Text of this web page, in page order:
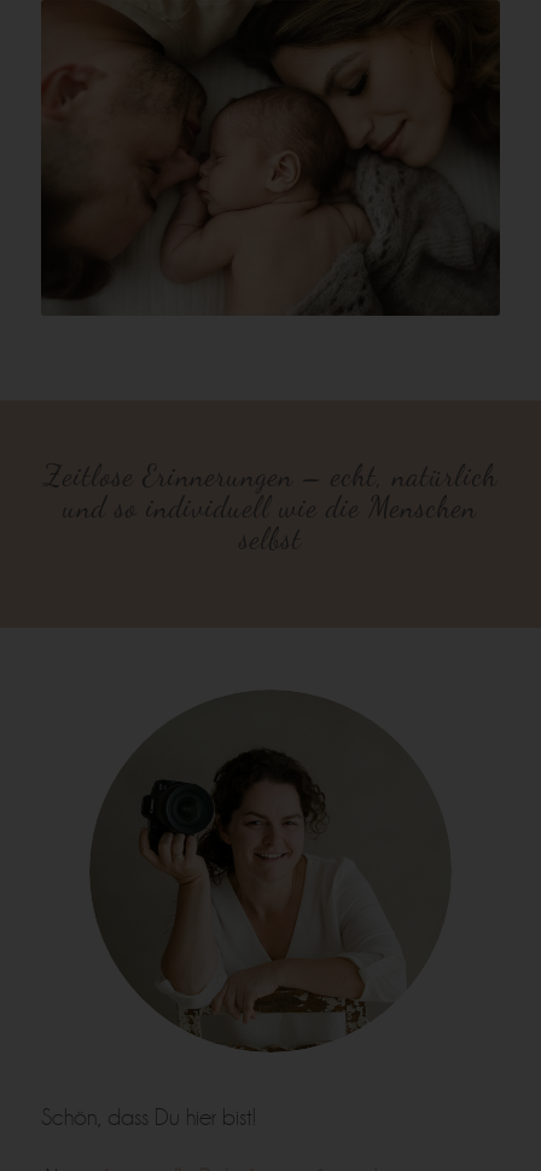
Zeitlose Erinnerungen – echt, natürlich
und so individuell wie die Menschen
selbst
Schön, dass Du hier bist!